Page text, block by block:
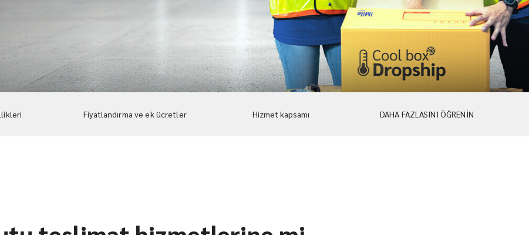
Fiyatlandırma ve ek ücretler Hizmet kapsamı DAHA FAZLASINI ÖĞRENİN